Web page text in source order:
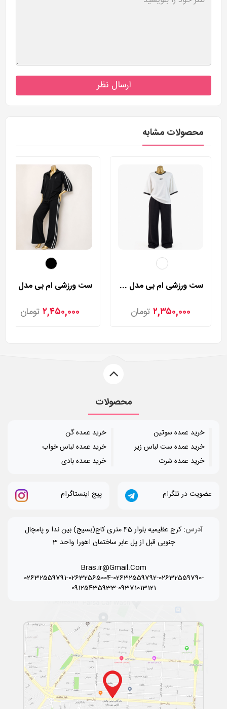
ارسال نظر
محصولات مشابه
ست ورزشی ام بی مدل 947
۲,۳۵۰,۰۰۰ تومان ۲,۴۵۰,۰۰۰ تومان
محصولات
خرید عمده سوتین
خرید عمده ست لباس زیر
خرید عمده شرت
خرید عمده گن
خرید عمده لباس خواب
خرید عمده بادی
عضویت در تلگرام پیج اینستاگرام
آدرس:
کرج عظیمیه بلوار 45 متری کاج(بسیج) بین ندا و پامچال
جنوبی قبل از پل عابر ساختمان اهورا واحد 3
Bras.ir@Gmail.Com
02632559791-02632565004-02632559792-02632559790-
09125435933-09371013121